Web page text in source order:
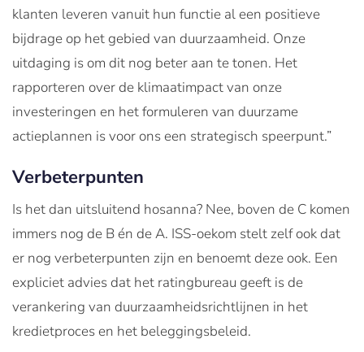
klanten leveren vanuit hun functie al een positieve
bijdrage op het gebied van duurzaamheid. Onze
uitdaging is om dit nog beter aan te tonen. Het
rapporteren over de klimaatimpact van onze
investeringen en het formuleren van duurzame
actieplannen is voor ons een strategisch speerpunt.”
Verbeterpunten
Is het dan uitsluitend hosanna? Nee, boven de C komen
immers nog de B én de A. ISS-oekom stelt zelf ook dat
er nog verbeterpunten zijn en benoemt deze ook. Een
expliciet advies dat het ratingbureau geeft is de
verankering van duurzaamheidsrichtlijnen in het
kredietproces en het beleggingsbeleid.